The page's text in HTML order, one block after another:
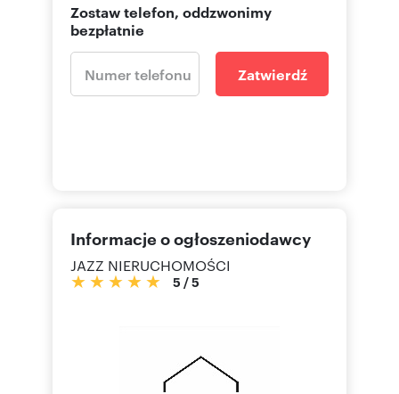
Zostaw telefon, oddzwonimy
bezpłatnie
Zatwierdź
Informacje o ogłoszeniodawcy
JAZZ NIERUCHOMOŚCI
5 /5